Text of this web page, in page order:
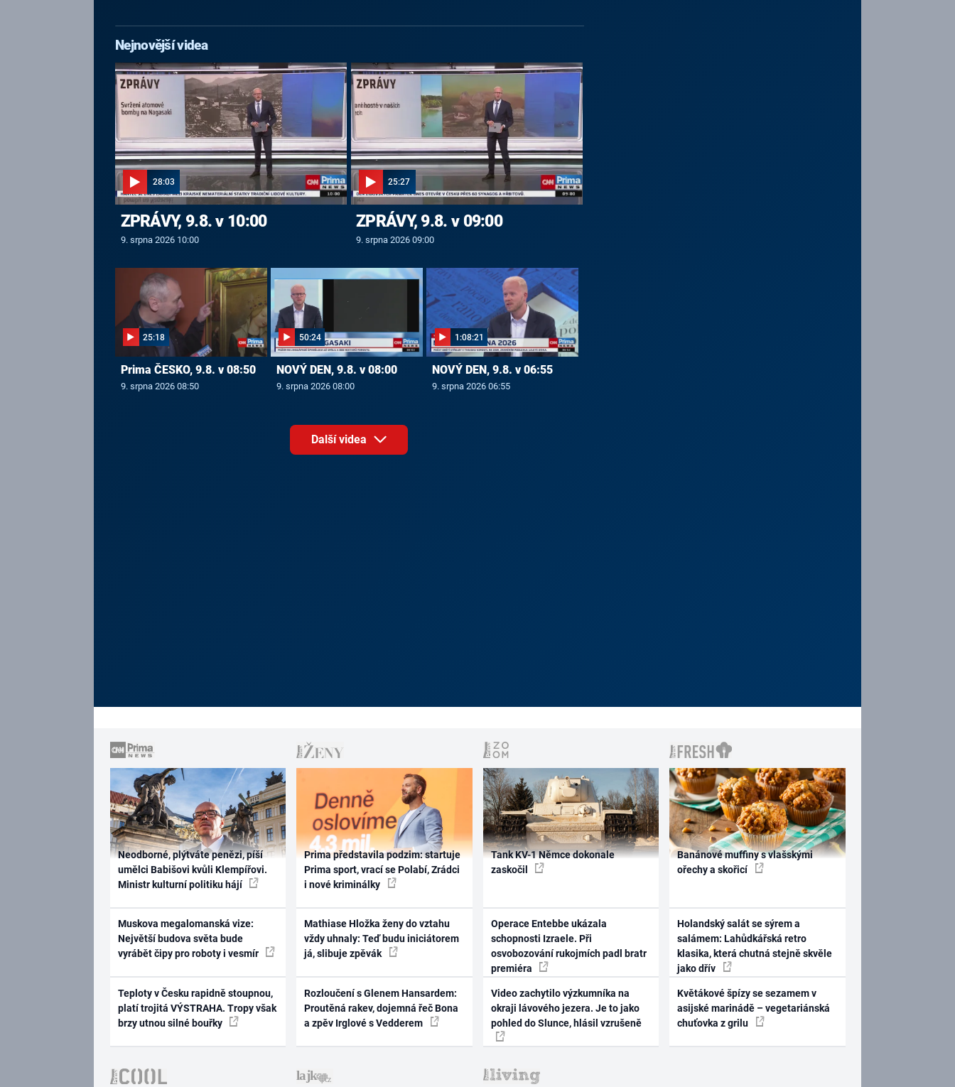
Nejnovější videa
28:03
ZPRÁVY, 9.8. v 10:00
9. srpna 2026 10:00
25:27
ZPRÁVY, 9.8. v 09:00
9. srpna 2026 09:00
25:18
Prima ČESKO, 9.8. v 08:50
9. srpna 2026 08:50
50:24
NOVÝ DEN, 9.8. v 08:00
9. srpna 2026 08:00
1:08:21
NOVÝ DEN, 9.8. v 06:55
9. srpna 2026 06:55
Další videa
Neodborné, plýtváte penězi, píší
umělci Babišovi kvůli Klempířovi.
Ministr kulturní politiku hájí
Muskova megalomanská vize:
Největší budova světa bude
vyrábět čipy pro roboty i vesmír
Teploty v Česku rapidně stoupnou,
platí trojitá VÝSTRAHA. Tropy však
brzy utnou silné bouřky
Prima představila podzim: startuje
Prima sport, vrací se Polabí, Zrádci
i nové kriminálky
Mathiase Hložka ženy do vztahu
vždy uhnaly: Teď budu iniciátorem
já, slibuje zpěvák
Rozloučení s Glenem Hansardem:
Proutěná rakev, dojemná řeč Bona
a zpěv Irglové s Vedderem
Tank KV-1 Němce dokonale
zaskočil
Operace Entebbe ukázala
schopnosti Izraele. Při
osvobozování rukojmích padl bratr
premiéra
Video zachytilo výzkumníka na
okraji lávového jezera. Je to jako
pohled do Slunce, hlásil vzrušeně
Banánové muffiny s vlašskými
ořechy a skořicí
Holandský salát se sýrem a
salámem: Lahůdkářská retro
klasika, která chutná stejně skvěle
jako dřív
Květákové špízy se sezamem v
asijské marinádě – vegetariánská
chuťovka z grilu